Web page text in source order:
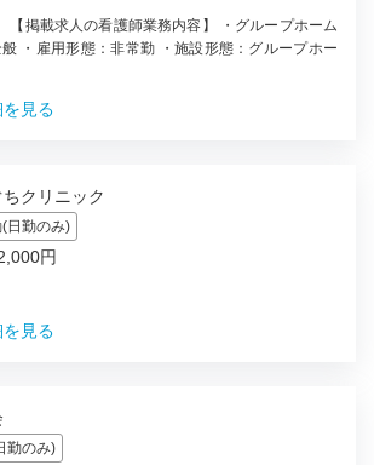
【掲載求人の看護師業務内容】 ・グループホーム
・雇用形態：非常勤 ・施設形態：グループホー
見る
クリニック
日勤のみ)
円
見る
勤のみ)